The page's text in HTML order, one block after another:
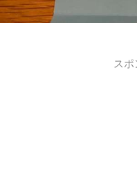
スポ